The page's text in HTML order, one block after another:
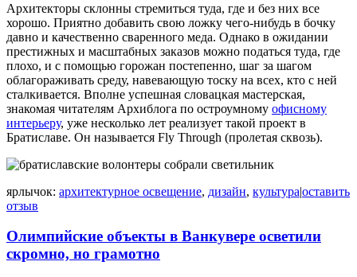
Архитекторы склонны стремиться туда, где и без них все
хорошо. Приятно добавить свою ложку чего-нибудь в бочку
давно и качественно сваренного меда. Однако в ожидании
престижных и масштабных заказов можно податься туда, где
плохо, и с помощью горожан постепенно, шаг за шагом
облагораживать среду, навевающую тоску на всех, кто с ней
сталкивается. Вполне успешная словацкая мастерская,
знакомая читателям Архиблога по остроумному офисному
интерьеру, уже несколько лет реализует такой проект в
Братиславе. Он называется Fly Through (пролетая сквозь).
ярлычок: архитектурное освещение, дизайн, культура|оставить
отзыв
Олимпийские объекты в Ванкувере осветили
скромно, но грамотно